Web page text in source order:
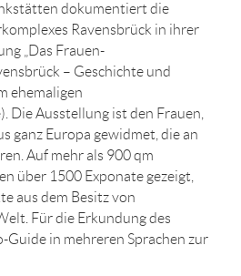
dokumentiert die
Ravensbrück in ihrer
„Das Frauen-
– Geschichte und
ehemaligen
Die Ausstellung ist den Frauen,
ganz Europa gewidmet, die an
Auf mehr als 900 qm
über 1500 Exponate gezeigt,
aus dem Besitz von
Für die Erkundung des
Guide in mehreren Sprachen zur